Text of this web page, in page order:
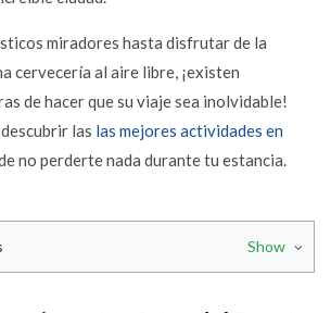
miradores hasta disfrutar de la
cervecería al aire libre, ¡existen
de hacer que su viaje sea inolvidable!
las las mejores actividades en
no perderte nada durante tu estancia.
Show